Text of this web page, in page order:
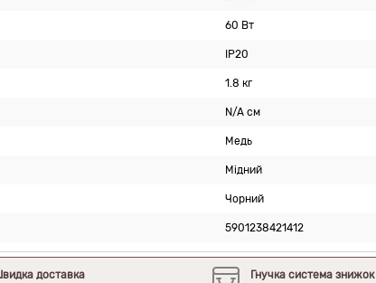
60 Вт
IP20
1.8 кг
N/A см
Медь
Мідний
Чорний
5901238421412
доставка
Гнучка система знижок